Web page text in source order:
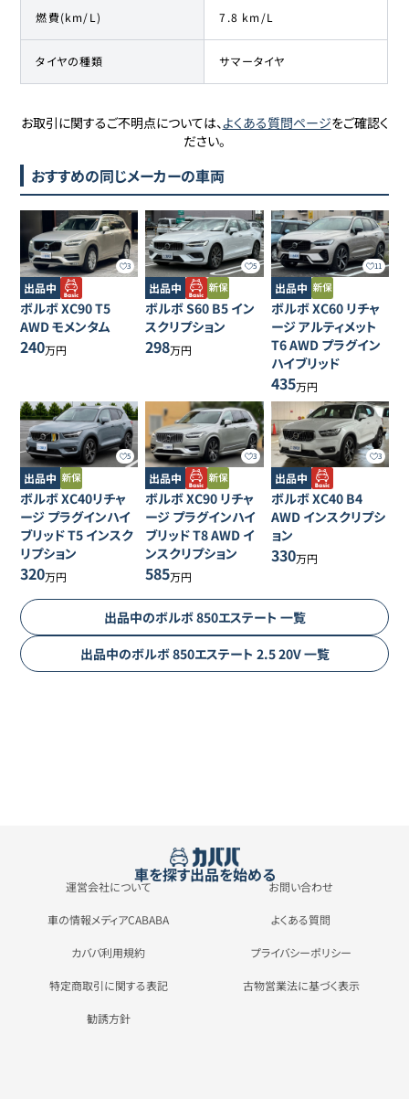
燃費(km/L) 7.8 km/L
タイヤの種類 サマータイヤ
お取引に関するご不明点については、よくある質問ページをご確認く
ださい。
おすすめの同じメーカーの車両
3
出品中
ボルボXC90T5
AWD モメンタム
240万円
5
出品中
ボルボS60 B5 イン
スクリプション
298万円
11
出品中
ボルボXC60 リチャ
ージ アルティメット
T6 AWD プラグイン
ハイブリッド
435万円
5
出品中
ボルボXC40リチャ
ージ プラグインハイ
ブリッド T5 インスク
リプション
320万円
3
出品中
ボルボXC90 リチャ
ージ プラグインハイ
ブリッド T8 AWD イ
ンスクリプション
585万円
3
出品中
ボルボXC40 B4
AWD インスクリプシ
ョン
330万円
出品中のボルボ850エステート 一覧
出品中のボルボ850エステート 2.5 20V一覧
車を探す出品を始める
運営会社について お問い合わせ
車の情報メディアCABABA よくある質問
カババ利用規約 プライバシーポリシー
特定商取引に関する表記 古物営業法に基づく表示
勧誘方針